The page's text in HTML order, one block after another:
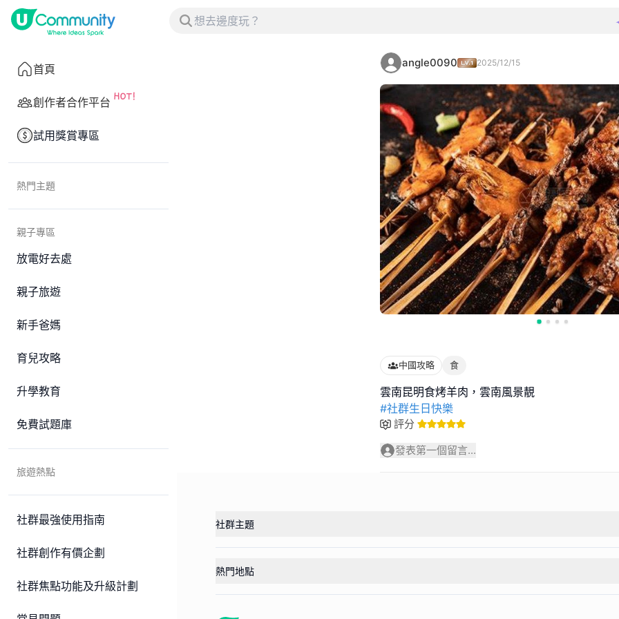
首頁
創作者合作平台
試用獎賞專區
熱門主題
親子專區
放電好去處
親子旅遊
新手爸媽
育兒攻略
升學教育
免費試題庫
旅遊熱點
社群最強使用指南
社群創作有價企劃
社群焦點功能及升級計劃
angle0090 2025/12/15
中國攻略 食
#社群生日快樂
評分
發表第一個留言...
社群主題
熱門地點